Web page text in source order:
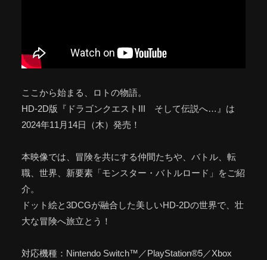
ここから始まる、ロトの物語。
HD-2D版『ドラゴンクエストIII そして伝説へ…』は
2024年11月14日（木）発売！
本映像では、冒険を共にする仲間たちや、バトル、転
職、世界、新要素「モンスター・バトルロード」をご紹
介。
ドット絵と3DCGが融合した美しいHD-2Dの世界で、壮
大な冒険へ旅立とう！
対応機種：Nintendo Switch™／PlayStation®5／Xbox